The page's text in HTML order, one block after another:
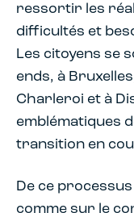
ressortir les
difficultés et
Les citoyens se
ends, à
Charleroi et à
emblématiques
transition en
De ce
comme sur le